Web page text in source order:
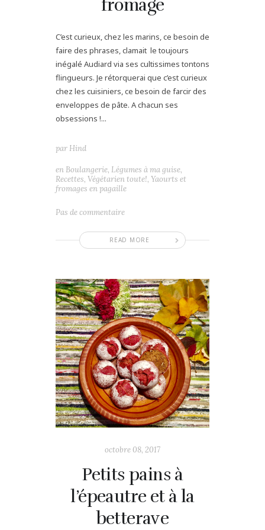
fromage
C’est curieux, chez les marins, ce besoin de
faire des phrases, clamait le toujours
inégalé Audiard via ses cultissimes tontons
flingueurs. Je rétorquerai que c’est curieux
chez les cuisiniers, ce besoin de farcir des
enveloppes de pâte. A chacun ses
obsessions !...
READ MORE
par Hind
en Boulangerie, Légumes à ma guise,
Recettes, Végétarien toute!, Yaourts et
fromages en pagaille
Pas de commentaire
octobre 08, 2017
Petits pains à
l’épeautre et à la
betterave